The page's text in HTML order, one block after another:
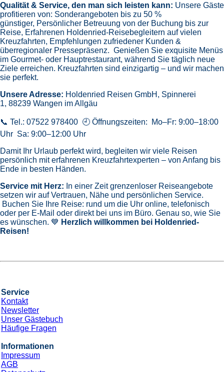
Qualität & Service, den man sich leisten kann: Unsere Gäste
profitieren von: Sonderangeboten bis zu 50 %
günstiger, Persönlicher Betreuung von der Buchung bis zur
Reise, Erfahrenen Holdenried-Reisebegleitern auf vielen
Kreuzfahrten, Empfehlungen zufriedener Kunden &
überregionaler Pressepräsenz. Genießen Sie exquisite Menüs
im Gourmet- oder Hauptrestaurant, während Sie täglich neue
Ziele erreichen. Kreuzfahrten sind einzigartig – und wir machen
sie perfekt.
Unsere Adresse: Holdenried Reisen GmbH, Spinnerei
1, 88239 Wangen im Allgäu
📞 Tel.: 07522 978400 🕘 Öffnungszeiten: Mo–Fr: 9:00–18:00
Uhr Sa: 9:00–12:00 Uhr
Damit Ihr Urlaub perfekt wird, begleiten wir viele Reisen
persönlich mit erfahrenen Kreuzfahrtexperten – von Anfang bis
Ende in besten Händen.
Service mit Herz: In einer Zeit grenzenloser Reiseangebote
setzen wir auf Vertrauen, Nähe und persönlichen Service.
Buchen Sie Ihre Reise: rund um die Uhr online, telefonisch
oder per E-Mail oder direkt bei uns im Büro. Genau so, wie Sie
es wünschen. 💙 Herzlich willkommen bei Holdenried-
Reisen!
Service
Kontakt
Newsletter
Unser Gästebuch
Häufige Fragen
Informationen
Impressum
AGB